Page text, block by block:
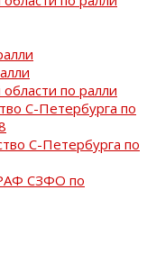
по ралли
С-Петербурга по
С-Петербурга по
СЗФО по